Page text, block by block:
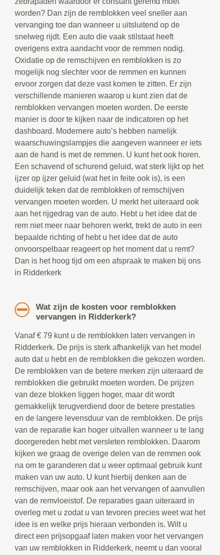
worden? Dan zijn de remblokken veel sneller aan
vervanging toe dan wanneer u uitsluitend op de
snelweg rijdt. Een auto die vaak stilstaat heeft
overigens extra aandacht voor de remmen nodig.
Oxidatie op de remschijven en remblokken is zo
mogelijk nog slechter voor de remmen en kunnen
ervoor zorgen dat deze vast komen te zitten. Er zijn
verschillende manieren waarop u kunt zien dat de
remblokken vervangen moeten worden. De eerste
manier is door te kijken naar de indicatoren op het
dashboard. Modernere auto’s hebben namelijk
waarschuwingslampjes die aangeven wanneer er iets
aan de hand is met de remmen. U kunt het ook horen.
Een schavend of schurend geluid, wat sterk lijkt op het
ijzer op ijzer geluid (wat het in feite ook is), is een
duidelijk teken dat de remblokken of remschijven
vervangen moeten worden. U merkt het uiteraard ook
aan het rijgedrag van de auto. Hebt u het idee dat de
rem niet meer naar behoren werkt, trekt de auto in een
bepaalde richting of hebt u het idee dat de auto
onvoorspelbaar reageert op het moment dat u remt?
Dan is het hoog tijd om een afspraak te maken bij ons
in Ridderkerk
Wat zijn de kosten voor remblokken
vervangen in Ridderkerk?
Vanaf € 79 kunt u de remblokken laten vervangen in
Ridderkerk. De prijs is sterk afhankelijk van het model
auto dat u hebt en de remblokken die gekozen worden.
De remblokken van de betere merken zijn uiteraard de
remblokken die gebruikt moeten worden. De prijzen
van deze blokken liggen hoger, maar dit wordt
gemakkelijk terugverdiend door de betere prestaties
en de langere levensduur van de remblokken. De prijs
van de reparatie kan hoger uitvallen wanneer u te lang
doorgereden hebt met versleten remblokken. Daarom
kijken we graag de overige delen van de remmen ook
na om te garanderen dat u weer optimaal gebruik kunt
maken van uw auto. U kunt hierbij denken aan de
remschijven, maar ook aan het vervangen of aanvullen
van de remvloeistof. De reparaties gaan uiteraard in
overleg met u zodat u van tevoren precies weet wat het
idee is en welke prijs hieraan verbonden is. Wilt u
direct een prijsopgaaf laten maken voor het vervangen
van uw remblokken in Ridderkerk, neemt u dan vooral